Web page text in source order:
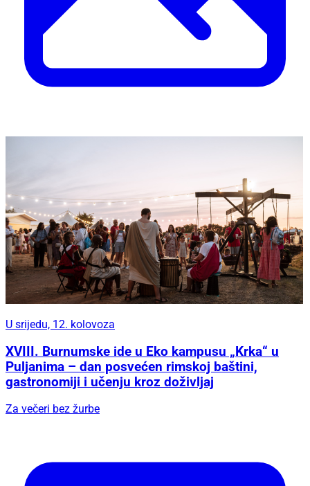
U srijedu, 12. kolovoza
XVIII. Burnumske ide u Eko kampusu „Krka“ u
Puljanima – dan posvećen rimskoj baštini,
gastronomiji i učenju kroz doživljaj
Za večeri bez žurbe